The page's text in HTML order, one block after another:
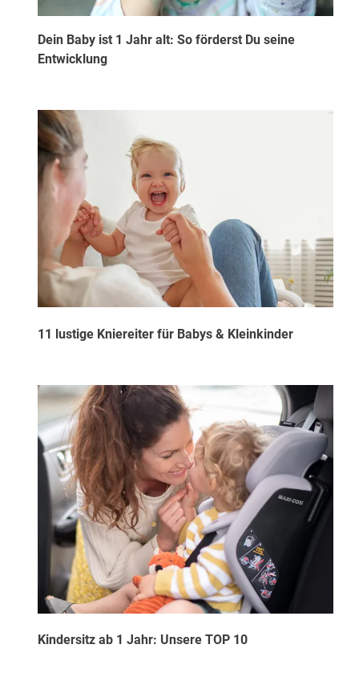
Dein Baby ist 1 Jahr alt: So förderst Du seine
Entwicklung
11 lustige Kniereiter für Babys & Kleinkinder
Kindersitz ab 1 Jahr: Unsere TOP 10